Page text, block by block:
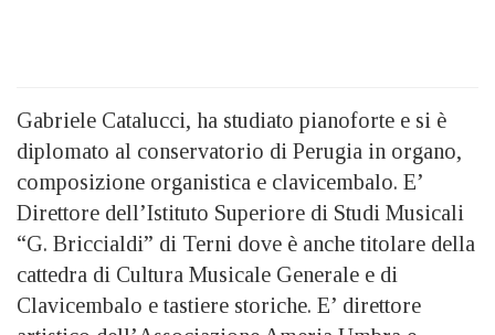
Gabriele Catalucci, ha studiato pianoforte e si è
diplomato al conservatorio di Perugia in organo,
composizione organistica e clavicembalo. E’
Direttore dell’Istituto Superiore di Studi Musicali
“G. Briccialdi” di Terni dove è anche titolare della
cattedra di Cultura Musicale Generale e di
Clavicembalo e tastiere storiche. E’ direttore